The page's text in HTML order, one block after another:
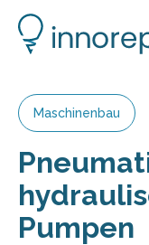
Maschinenbau
Pumpen